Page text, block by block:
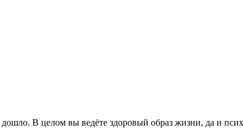
В целом вы ведёте здоровый образ жизни, да и